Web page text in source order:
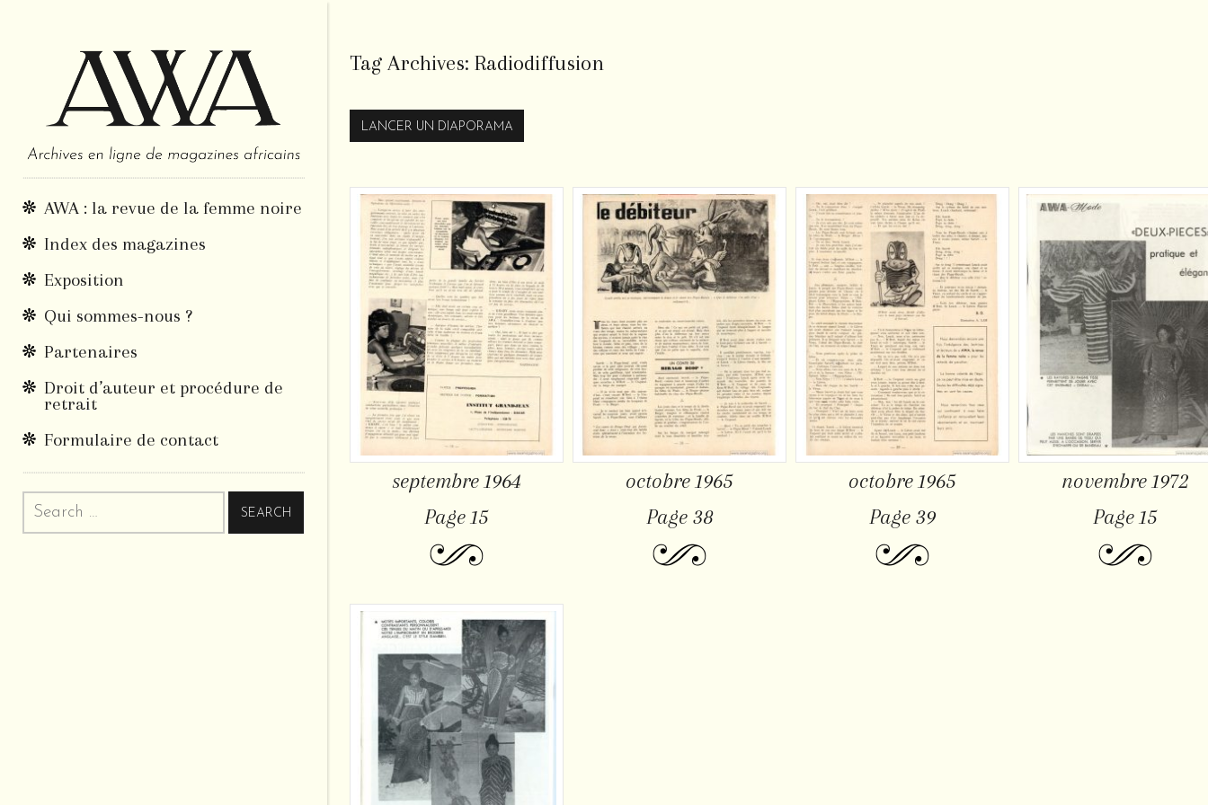
AWA : la revue de la femme noire
Index des magazines
Exposition
Qui sommes-nous ?
Partenaires
Droit d’auteur et procédure de
retrait
Formulaire de contact
Tag Archives: Radiodiffusion
LANCER UN DIAPORAMA
septembre 1964
Page 15
octobre 1965
Page 38
octobre 1965
Page 39
novembre 1972
Page 15